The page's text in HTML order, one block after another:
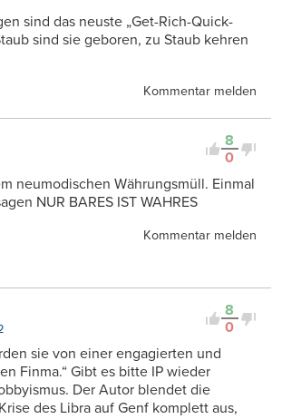
sind das neuste „Get-Rich-Quick-
sind sie geboren, zu Staub kehren
Kommentar melden
8
0
neumodischen Währungsmüll. Einmal
NUR BARES IST WAHRES
Kommentar melden
8
0
sie von einer engagierten und
Finma.“ Gibt es bitte IP wieder
Der Autor blendet die
des Libra auf Genf komplett aus,